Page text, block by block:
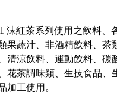
沫紅茶系列使用之飲料、
果蔬汁、非酒精飲料、茶
清涼飲料、運動飲料、碳
花茶調味類、生技食品、
加工使用。